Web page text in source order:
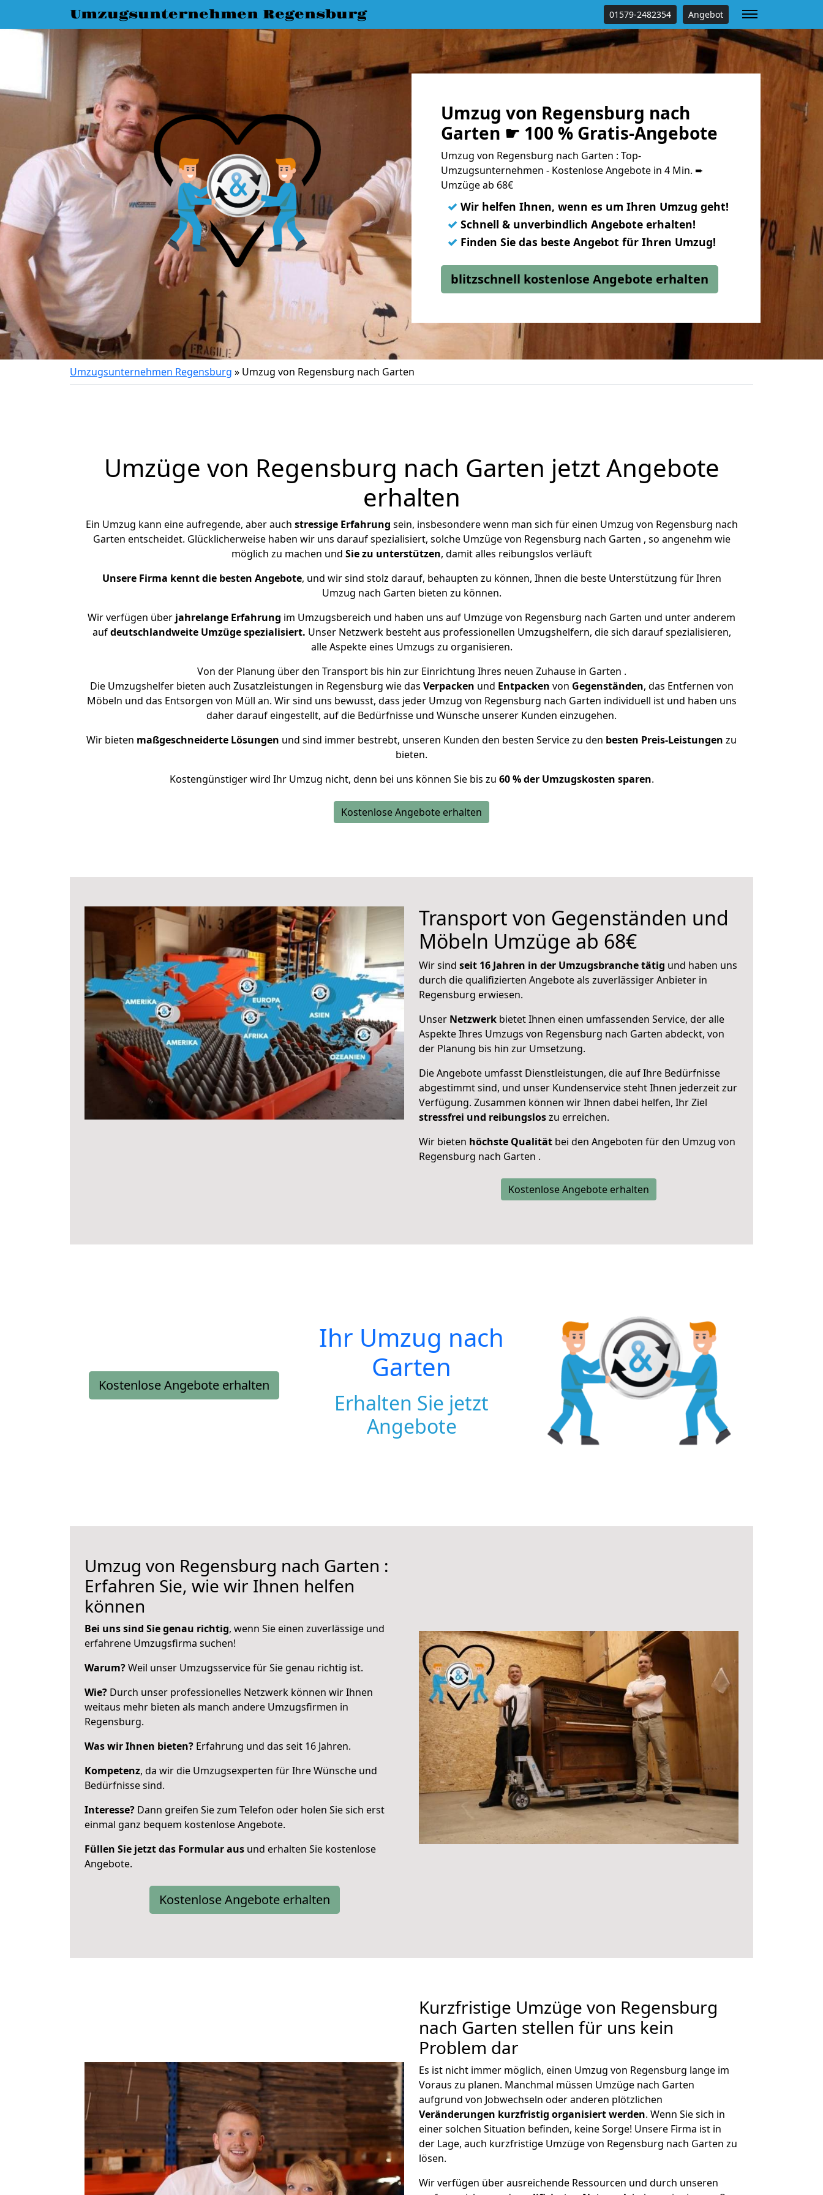
Umzugsunternehmen Regensburg 01579-2482354 Angebot
Umzug von Regensburg nach
Garten ☛ 100 % Gratis-Angebote
Umzug von Regensburg nach Garten : Top-
Umzugsunternehmen - Kostenlose Angebote in 4 Min. ➨
Umzüge ab 68€
✓ Wir helfen Ihnen, wenn es um Ihren Umzug geht!
✓ Schnell & unverbindlich Angebote erhalten!
✓ Finden Sie das beste Angebot für Ihren Umzug!
blitzschnell kostenlose Angebote erhalten
Umzugsunternehmen Regensburg » Umzug von Regensburg nach Garten
Umzüge von Regensburg nach Garten jetzt Angebote
erhalten
Ein Umzug kann eine aufregende, aber auch stressige Erfahrung sein, insbesondere wenn man sich für einen Umzug von Regensburg nach
Garten entscheidet. Glücklicherweise haben wir uns darauf spezialisiert, solche Umzüge von Regensburg nach Garten , so angenehm wie
möglich zu machen und Sie zu unterstützen, damit alles reibungslos verläuft
Unsere Firma kennt die besten Angebote, und wir sind stolz darauf, behaupten zu können, Ihnen die beste Unterstützung für Ihren
Umzug nach Garten bieten zu können.
Wir verfügen über jahrelange Erfahrung im Umzugsbereich und haben uns auf Umzüge von Regensburg nach Garten und unter anderem
aufdeutschlandweite Umzüge spezialisiert. Unser Netzwerk besteht aus professionellen Umzugshelfern, die sich darauf spezialisieren,
alle Aspekte eines Umzugs zu organisieren.
Von der Planung über den Transport bis hin zur Einrichtung Ihres neuen Zuhause in Garten .
Die Umzugshelfer bieten auch Zusatzleistungen in Regensburg wie das Verpacken und Entpacken von Gegenständen, das Entfernen von
Möbeln und das Entsorgen von Müll an. Wir sind uns bewusst, dass jeder Umzug von Regensburg nach Garten individuell ist und haben uns
daher darauf eingestellt, auf die Bedürfnisse und Wünsche unserer Kunden einzugehen.
Wir bieten maßgeschneiderte Lösungen und sind immer bestrebt, unseren Kunden den besten Service zu den besten Preis-Leistungen zu
bieten.
Kostengünstiger wird Ihr Umzug nicht, denn bei uns können Sie bis zu 60 % der Umzugskosten sparen.
Kostenlose Angebote erhalten
Transport von Gegenständen und
Möbeln Umzüge ab 68€
Wir sind seit 16 Jahren in der Umzugsbranche tätig und haben uns
durch die qualifizierten Angebote als zuverlässiger Anbieter in
Regensburg erwiesen.
Unser Netzwerk bietet Ihnen einen umfassenden Service, der alle
Aspekte Ihres Umzugs von Regensburg nach Garten abdeckt, von
der Planung bis hin zur Umsetzung.
Die Angebote umfasst Dienstleistungen, die auf Ihre Bedürfnisse
abgestimmt sind, und unser Kundenservice steht Ihnen jederzeit zur
Verfügung. Zusammen können wir Ihnen dabei helfen, Ihr Ziel
stressfrei und reibungsloszu erreichen.
Wir bieten höchste Qualität bei den Angeboten für den Umzug von
Regensburg nach Garten .
Kostenlose Angebote erhalten
Kostenlose Angebote erhalten
Ihr Umzug nach
Garten
Erhalten Sie jetzt
Angebote
Umzug von Regensburg nach Garten :
Erfahren Sie, wie wir Ihnen helfen
können
Bei uns sind Sie genau richtig, wenn Sie einen zuverlässige und
erfahrene Umzugsfirma suchen!
Warum?Weil unser Umzugsservice für Sie genau richtig ist.
Wie? Durch unser professionelles Netzwerk können wir Ihnen
weitaus mehr bieten als manch andere Umzugsfirmen in
Regensburg.
Was wir Ihnen bieten? Erfahrung und das seit 16 Jahren.
Kompetenz, da wir die Umzugsexperten für Ihre Wünsche und
Bedürfnisse sind.
Interesse? Dann greifen Sie zum Telefon oder holen Sie sich erst
einmal ganz bequem kostenlose Angebote.
Füllen Sie jetzt das Formular aus und erhalten Sie kostenlose
Angebote.
Kostenlose Angebote erhalten
Kurzfristige Umzüge von Regensburg
nach Garten stellen für uns kein
Problem dar
Es ist nicht immer möglich, einen Umzug von Regensburg lange im
Voraus zu planen. Manchmal müssen Umzüge nach Garten
aufgrund von Jobwechseln oder anderen plötzlichen
Veränderungen kurzfristig organisiert werden. Wenn Sie sich in
einer solchen Situation befinden, keine Sorge! Unsere Firma ist in
der Lage, auch kurzfristige Umzüge von Regensburg nach Garten zu
lösen.
Wir verfügen über ausreichende Ressourcen und durch unseren